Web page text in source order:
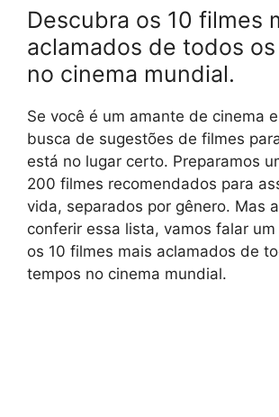
Descubra os 10 filmes
aclamados de todos
no cinema mundial.
Se você é um amante de cinema
busca de sugestões de filmes
está no lugar certo. Preparamos
200 filmes recomendados para
vida, separados por gênero. Mas
conferir essa lista, vamos falar
os 10 filmes mais aclamados de
tempos no cinema mundial.